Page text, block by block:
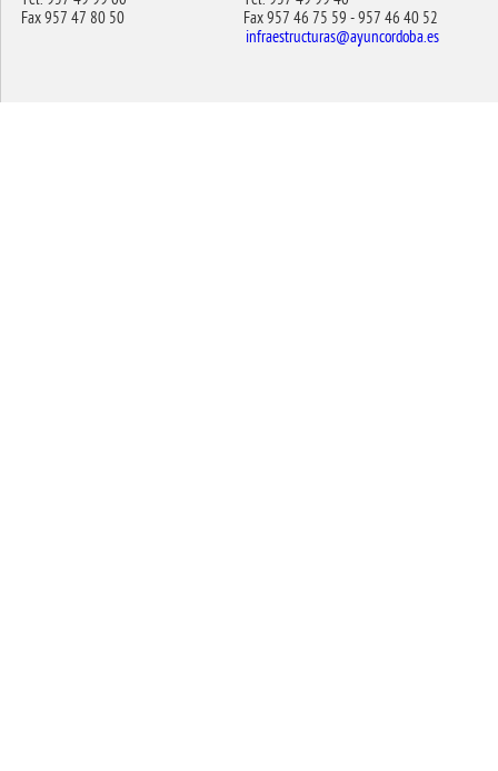
Fax 957 47 80 50
Fax 957 46 75 59 - 957 46 40 52
infraestructuras@ayuncordoba.es